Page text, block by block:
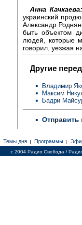
Анна
украинский
Александр
быть объектом
людей, которые
говорил, уезжая
Другие
Владимир
Максим
Бадри
Отправить
Темы дня | Программы |
c 2004 Радио Свобода /